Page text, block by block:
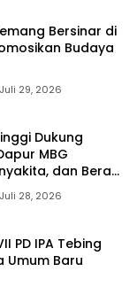
Bersinar di
Budaya
Juli 29, 2026
Dukung
MBG
dan Beras
Juli 28, 2026
PD IPA Tebing
Umum Baru